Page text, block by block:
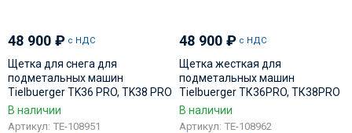
48 900 ₽ с НДС
Щетка для снега для
подметальных машин
Tielbuerger TK36 PRO, TK38 PRO
AD-110-081
В наличии
Артикул: TE-108951
48 900₽ с НДС
Щетка жесткая для
подметальных машин
Tielbuerger ТК36PRO, ТК38PRO
AD-110-087
В наличии
Артикул: TE-108962